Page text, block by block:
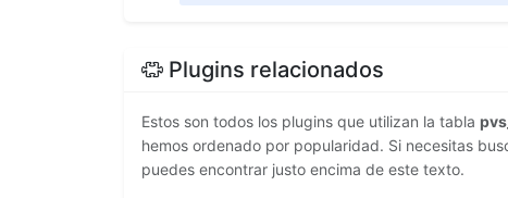
Plugins relacionados
Estos son todos los plugins que utilizan la tabla
hemos ordenado por popularidad. Si necesitas
puedes encontrar justo encima de este texto.